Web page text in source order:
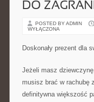
DO
POSTED BY ADMIN
WYŁĄCZONA
Doskonały prezent dla
Jeżeli masz
musisz brać w rachubę
definitywna większość